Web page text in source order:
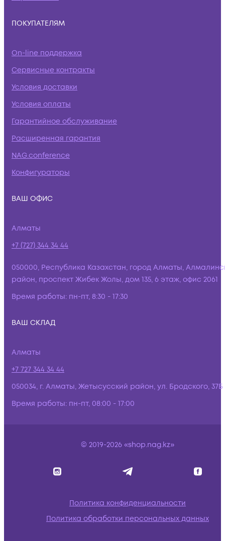
ПОКУПАТЕЛЯМ
On-line поддержка
Сервисные контракты
Условия доставки
Условия оплаты
Гарантийное обслуживание
Расширенная гарантия
NAG.conference
Конфигураторы
ВАШ ОФИС
Алматы
+7 (727) 344 34 44
050000, Республика Казахстан, город Алматы,
район, проспект Жибек Жолы, дом 135, 6 этаж, офис 2061
Время работы: пн-пт, 8:30 - 17:30
ВАШ СКЛАД
Алматы
+7 727 344 34 44
050034, г. Алматы, Жетысусский район, ул. Бродского, 37Б
Время работы: пн-пт, 08:00 - 17:00
© 2019-2026 «shop.nag.kz»
Политика конфиденциальности
Политика обработки персональных данных